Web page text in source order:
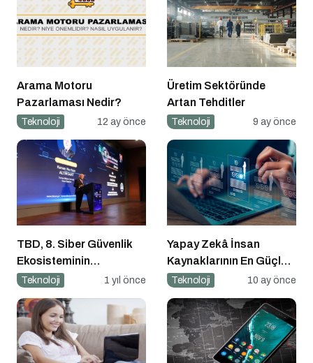
Arama Motoru
Pazarlaması Nedir?
Teknoloji 12 ay önce
Üretim Sektöründe
Artan Tehditler
Teknoloji 9 ay önce
TBD, 8. Siber Güvenlik
Ekosisteminin
Geliştirilmesi Zirvesi’ni
Teknoloji 1 yıl önce
Yapay Zekâ İnsan
Kaynaklarının En Güçlü
Stratejik Ortağına
Teknoloji 10 ay önce